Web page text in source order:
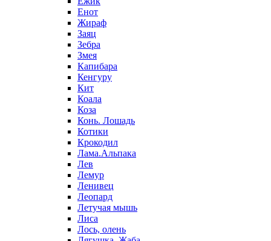
Енот
Жираф
Заяц
Зебра
Змея
Капибара
Кенгуру
Кит
Коала
Коза
Конь. Лошадь
Котики
Крокодил
Лама.Альпака
Лев
Лемур
Ленивец
Леопард
Летучая мышь
Лиса
Лось, олень